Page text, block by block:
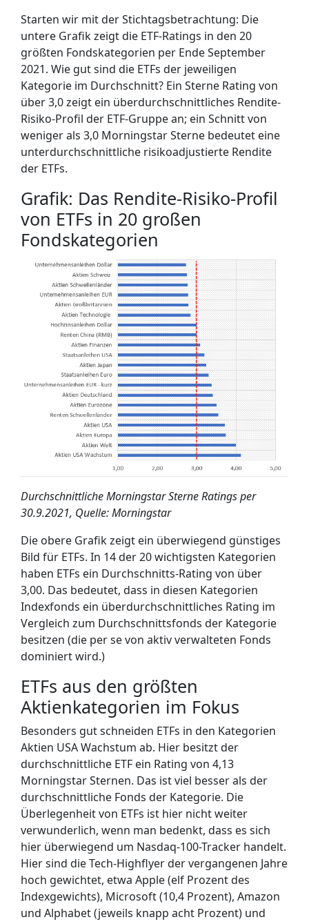
Starten wir mit der Stichtagsbetrachtung: Die
untere Grafik zeigt die ETF-Ratings in den 20
größten Fondskategorien per Ende September
2021. Wie gut sind die ETFs der jeweiligen
Kategorie im Durchschnitt? Ein Sterne Rating von
über 3,0 zeigt ein überdurchschnittliches Rendite-
Risiko-Profil der ETF-Gruppe an; ein Schnitt von
weniger als 3,0 Morningstar Sterne bedeutet eine
unterdurchschnittliche risikoadjustierte Rendite
der ETFs.
Grafik: Das Rendite-Risiko-Profil
von ETFs in 20 großen
Fondskategorien
Durchschnittliche Morningstar Sterne Ratings per
30.9.2021, Quelle: Morningstar
Die obere Grafik zeigt ein überwiegend günstiges
Bild für ETFs. In 14 der 20 wichtigsten Kategorien
haben ETFs ein Durchschnitts-Rating von über
3,00. Das bedeutet, dass in diesen Kategorien
Indexfonds ein überdurchschnittliches Rating im
Vergleich zum Durchschnittsfonds der Kategorie
besitzen (die per se von aktiv verwalteten Fonds
dominiert wird.)
ETFs aus den größten
Aktienkategorien im Fokus
Besonders gut schneiden ETFs in den Kategorien
Aktien USA Wachstum ab. Hier besitzt der
durchschnittliche ETF ein Rating von 4,13
Morningstar Sternen. Das ist viel besser als der
durchschnittliche Fonds der Kategorie. Die
Überlegenheit von ETFs ist hier nicht weiter
verwunderlich, wenn man bedenkt, dass es sich
hier überwiegend um Nasdaq-100-Tracker handelt.
Hier sind die Tech-Highflyer der vergangenen Jahre
hoch gewichtet, etwa Apple (elf Prozent des
Indexgewichts), Microsoft (10,4 Prozent), Amazon
und Alphabet (jeweils knapp acht Prozent) und